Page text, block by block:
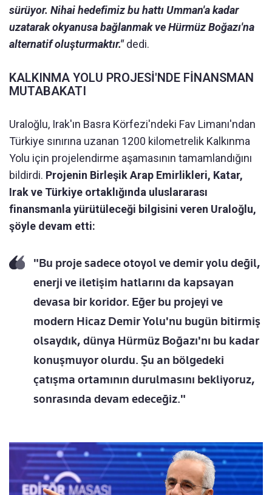
sürüyor. Nihai hedefimiz bu hattı Umman'a kadar
uzatarak okyanusa bağlanmak ve Hürmüz Boğazı'na
alternatif oluşturmaktır."dedi.
KALKINMA YOLU PROJESİ'NDE FİNANSMAN
MUTABAKATI
Uraloğlu, Irak'ın Basra Körfezi'ndeki Fav Limanı'ndan
Türkiye sınırına uzanan 1200 kilometrelik Kalkınma
Yolu için projelendirme aşamasının tamamlandığını
bildirdi. Projenin Birleşik Arap Emirlikleri, Katar,
Irak ve Türkiye ortaklığında uluslararası
finansmanla yürütüleceği bilgisini veren Uraloğlu,
şöyle devam etti:
"Bu proje sadece otoyol ve demir yolu değil,
enerji ve iletişim hatlarını da kapsayan
devasa bir koridor. Eğer bu projeyi ve
modern Hicaz Demir Yolu'nu bugün bitirmiş
olsaydık, dünya Hürmüz Boğazı'nı bu kadar
konuşmuyor olurdu. Şu an bölgedeki
çatışma ortamının durulmasını bekliyoruz,
sonrasında devam edeceğiz."